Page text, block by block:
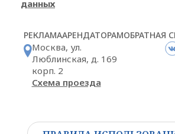
РЕКЛАМААРЕНДАТОРАМОБРАТНАЯ
Москва, ул.
Люблинская, д. 169
корп. 2
Схема проезда
данных